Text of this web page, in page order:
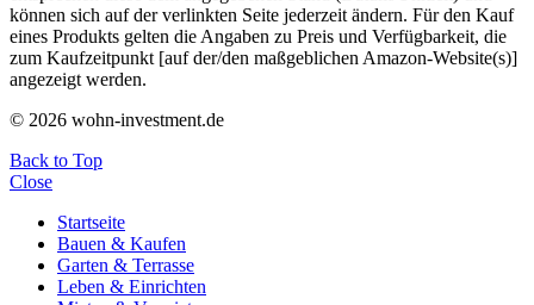
können sich auf der verlinkten Seite jederzeit ändern. Für den Kauf
eines Produkts gelten die Angaben zu Preis und Verfügbarkeit, die
zum Kaufzeitpunkt [auf der/den maßgeblichen Amazon-Website(s)]
angezeigt werden.
© 2026 wohn-investment.de
Back to Top
Close
Startseite
Bauen & Kaufen
Garten & Terrasse
Leben & Einrichten